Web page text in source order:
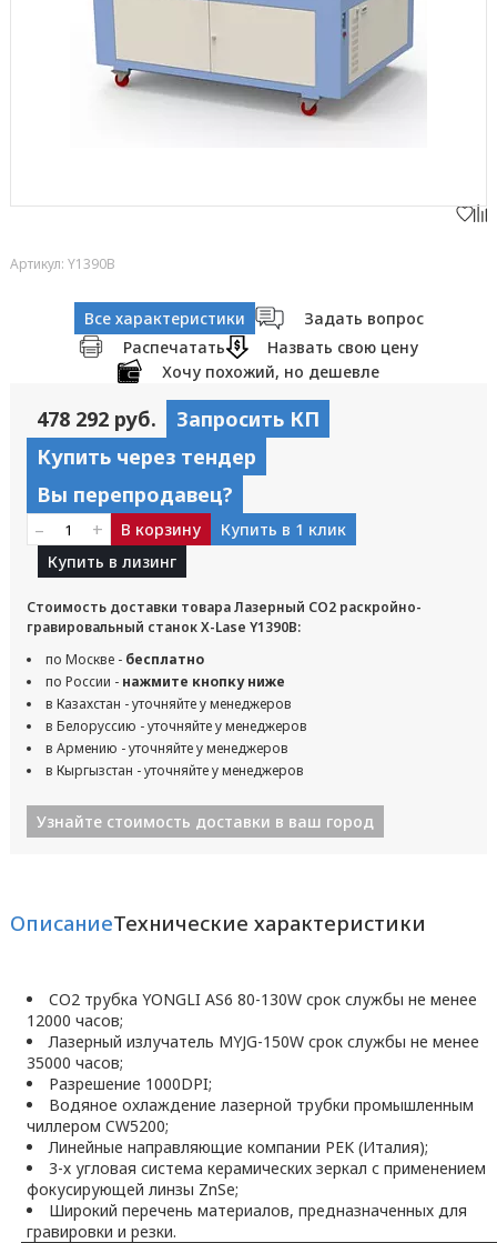
Артикул: Y1390B
Все характеристики
Задать вопрос
Распечатать
Назвать свою цену
Хочу похожий, но дешевле
478 292 руб.
Запросить КП
Купить через тендер
Вы перепродавец?
– + В корзину
Купить в 1 клик
Купить в лизинг
Стоимость доставки товара Лазерный CO2 раскройно-
гравировальный станок X-Lase Y1390B:
по Москве - бесплатно
по России - нажмите кнопку ниже
в Казахстан - уточняйте у менеджеров
в Белоруссию - уточняйте у менеджеров
в Армению - уточняйте у менеджеров
в Кыргызстан - уточняйте у менеджеров
Узнайте стоимость доставки в ваш город
ОписаниеТехнические характеристики
CO2 трубка YONGLI AS6 80-130W срок службы не менее
12000 часов;
Лазерный излучатель MYJG-150W срок службы не менее
35000 часов;
Разрешение 1000DPI;
Водяное охлаждение лазерной трубки промышленным
чиллером CW5200;
Линейные направляющие компании PEK (Италия);
3-х угловая система керамических зеркал с применением
фокусирующей линзы ZnSe;
Широкий перечень материалов, предназначенных для
гравировки и резки.